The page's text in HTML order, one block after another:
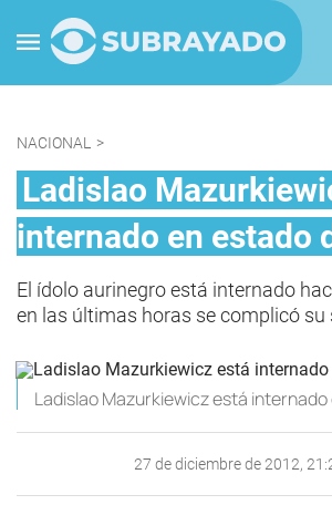
NACIONAL >
Ladislao
internado en estado
El ídolo aurinegro está internado
en las últimas horas se complicó su
Ladislao Mazurkiewicz está
27 de diciembre de 2012,